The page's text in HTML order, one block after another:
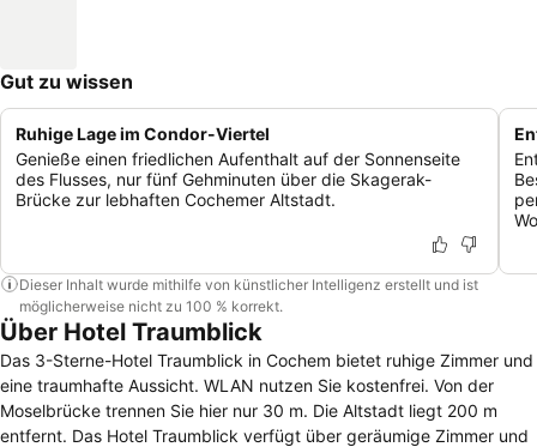
Gut zu wissen
Ruhige Lage im Condor-Viertel
Genieße einen friedlichen Aufenthalt auf der Sonnenseite
des Flusses, nur fünf Gehminuten über die Skagerak-
Brücke zur lebhaften Cochemer Altstadt.
Dieser Inhalt wurde mithilfe von künstlicher Intelligenz erstellt und ist
möglicherweise nicht zu 100 % korrekt.
Über Hotel Traumblick
Das 3-Sterne-Hotel Traumblick in Cochem bietet ruhige Zimmer und
eine traumhafte Aussicht. WLAN nutzen Sie kostenfrei. Von der
Moselbrücke trennen Sie hier nur 30 m. Die Altstadt liegt 200 m
entfernt. Das Hotel Traumblick verfügt über geräumige Zimmer und